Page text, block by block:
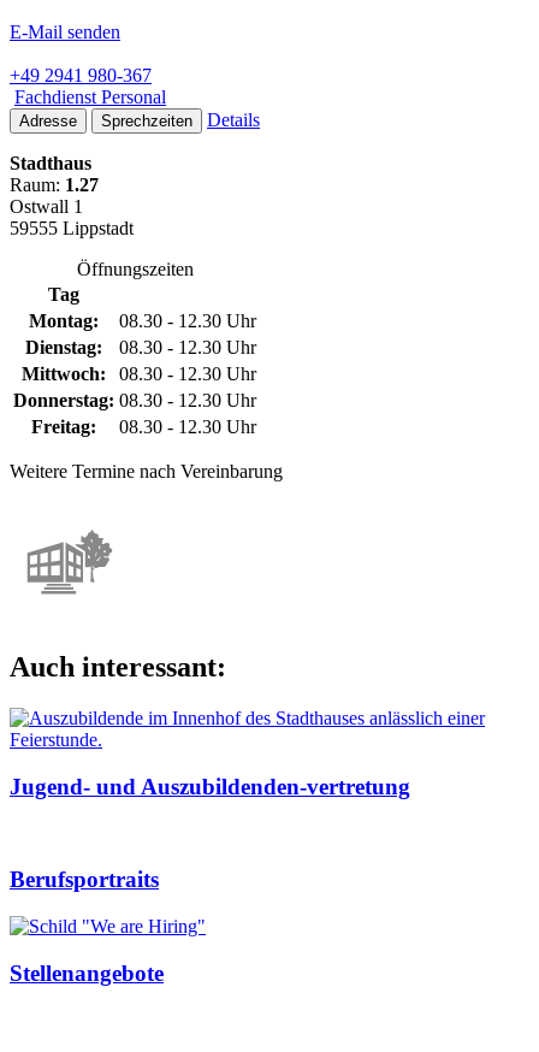
E-Mail senden
+49 2941 980-367
Fachdienst Personal
Adresse Sprechzeiten Details
Stadthaus
Raum: 1.27
Ostwall 1
59555 Lippstadt
Öffnungszeiten
Tag
Montag:
08.30 - 12.30 Uhr
Dienstag:
08.30 - 12.30 Uhr
Mittwoch:
08.30 - 12.30 Uhr
Donnerstag: 08.30 - 12.30 Uhr
Freitag:
08.30 - 12.30 Uhr
Weitere Termine nach Vereinbarung
Auch interessant:
Jugend- und Auszubildenden-vertretung
Berufsportraits
Stellenangebote